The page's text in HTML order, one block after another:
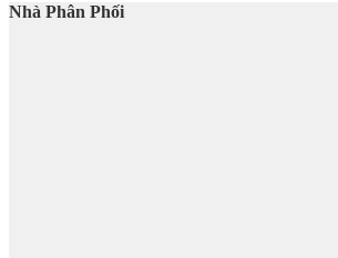
Nhà Phân Phối